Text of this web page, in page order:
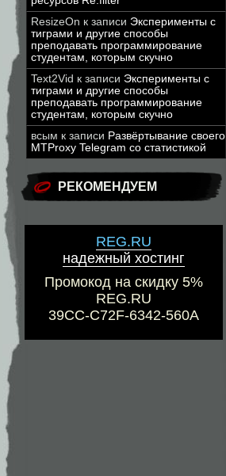
ResizeOn к записи Эксперименты с
тиграми и другие способы
преподавать программирование
студентам, которым скучно
Text2Vid к записи Эксперименты с
тиграми и другие способы
преподавать программирование
студентам, которым скучно
всым к записи Развёртывание своего
MTProxy Telegram со статистикой
РЕКОМЕНДУЕМ
REG.RU
надежный хостинг
Промокод на скидку 5%
REG.RU
39CC-C72F-6342-560A